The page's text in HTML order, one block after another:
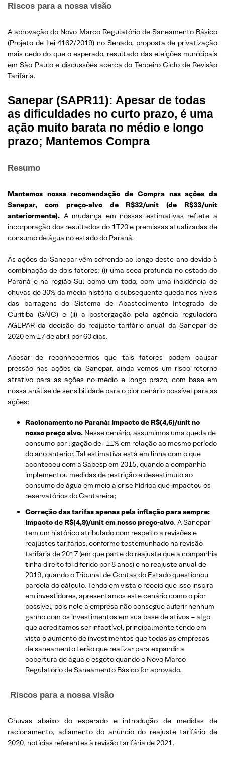
Riscos para a nossa visão
A aprovação do Novo Marco Regulatório de Saneamento Básico
(Projeto de Lei 4162/2019) no Senado, proposta de privatização
mais cedo do que o esperado, resultado das eleições municipais
em São Paulo e discussões acerca do Terceiro Ciclo de Revisão
Tarifária.
Sanepar (SAPR11): Apesar de todas
as dificuldades no curto prazo, é uma
ação muito barata no médio e longo
prazo; Mantemos Compra
Resumo
Mantemos nossa recomendação de Compra nas ações da
Sanepar, com preço-alvo de R$32/unit (de R$33/unit
anteriormente). A mudança em nossas estimativas reflete a
incorporação dos resultados do 1T20 e premissas atualizadas de
consumo de água no estado do Paraná.
As ações da Sanepar vêm sofrendo ao longo deste ano devido à
combinação de dois fatores: (i) uma seca profunda no estado do
Paraná e na região Sul como um todo, com uma incidência de
chuvas de 30% da média história e subsequente queda nos níveis
das barragens do Sistema de Abastecimento Integrado de
Curitiba (SAIC) e (ii) a postergação pela agência reguladora
AGEPAR da decisão do reajuste tarifário anual da Sanepar de
2020 em 17 de abril por 60 dias.
Apesar de reconhecermos que tais fatores podem causar
pressão nas ações da Sanepar, ainda vemos um risco-retorno
atrativo para as ações no médio e longo prazo, com base em
nossa análise de sensibilidade para o pior cenário possível para as
ações:
Racionamento no Paraná: Impacto de R$(4,6)/unit no
nosso preço alvo. Nesse cenário, assumimos uma queda de
consumo por ligação de -11% em relação ao mesmo período
do ano anterior. Tal estimativa está em linha com o que
aconteceu com a Sabesp em 2015, quando a companhia
implementou medidas de restrição e desestímulo ao
consumo de água em meio à crise hídrica que impactou os
reservatórios do Cantareira;
Correção das tarifas apenas pela inflação para sempre:
Impacto de R$(4,9)/unit em nosso preço-alvo. A Sanepar
tem um histórico atribulado com respeito a revisões e
reajustes tarifários, conforme testemunhado na revisão
tarifária de 2017 (em que parte do reajuste que a companhia
tinha direito foi diferido por 8 anos) e no reajuste anual de
2019, quando o Tribunal de Contas do Estado questionou
parcela do cálculo. Tendo em vista o receio que isso inspira
em investidores, apresentamos este cenário como o pior
possível, pois nele a empresa não consegue auferir nenhum
ganho com os investimentos em sua base de ativos – algo
que acreditamos ser infactível, principalmente tendo em
vista o aumento de investimentos que todas as empresas
de saneamento terão que realizar para expandir a
cobertura de água e esgoto quando o Novo Marco
Regulatório de Saneamento Básico for aprovado.
Riscos para a nossa visão
Chuvas abaixo do esperado e introdução de medidas de
racionamento, adiamento do anúncio do reajuste tarifário de
2020, notícias referentes à revisão tarifária de 2021.